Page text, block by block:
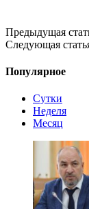
Предыдущая
Следующая
Популярное
Сутки
Неделя
Месяц